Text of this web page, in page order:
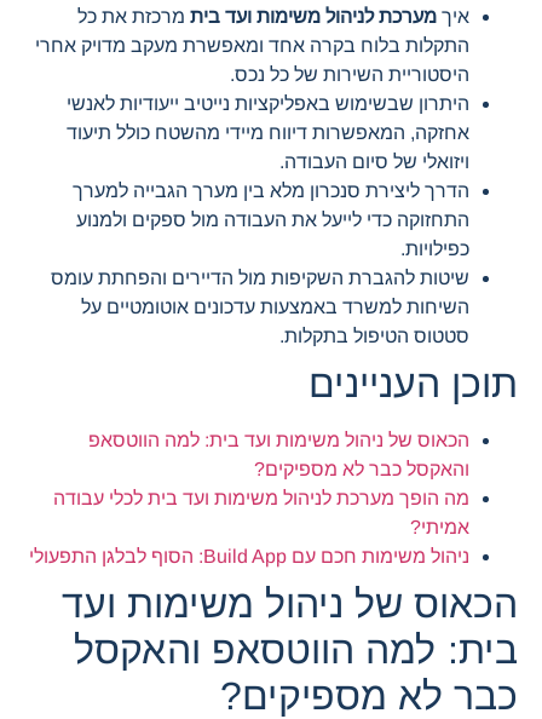
איך מערכת לניהול משימות ועד בית מרכזת את כל
התקלות בלוח בקרה אחד ומאפשרת מעקב מדויק אחרי
היסטוריית השירות של כל נכס.
היתרון שבשימוש באפליקציות נייטיב ייעודיות לאנשי
אחזקה, המאפשרות דיווח מיידי מהשטח כולל תיעוד
ויזואלי של סיום העבודה.
הדרך ליצירת סנכרון מלא בין מערך הגבייה למערך
התחזוקה כדי לייעל את העבודה מול ספקים ולמנוע
כפילויות.
שיטות להגברת השקיפות מול הדיירים והפחתת עומס
השיחות למשרד באמצעות עדכונים אוטומטיים על
סטטוס הטיפול בתקלות.
תוכן העניינים
הכאוס של ניהול משימות ועד בית: למה הווטסאפ
והאקסל כבר לא מספיקים?
מה הופך מערכת לניהול משימות ועד בית לכלי עבודה
אמיתי?
ניהול משימות חכם עם Build App: הסוף לבלגן התפעולי
הכאוס של ניהול משימות ועד
בית: למה הווטסאפ והאקסל
כבר לא מספיקים?